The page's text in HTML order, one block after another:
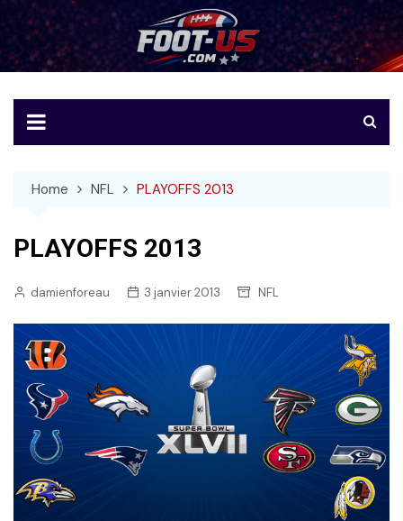
to
content
Foot-US
Le football américain en français
Home NFL PLAYOFFS 2013
PLAYOFFS 2013
damienforeau 3 janvier 2013 NFL